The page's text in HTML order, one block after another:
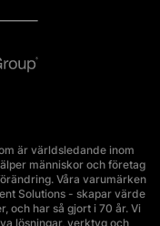
är världsledande inom
människor och företag
Våra varumärken
Solutions - skapar värde
och har så gjort i 70 år. Vi
lösningar, verktyg och